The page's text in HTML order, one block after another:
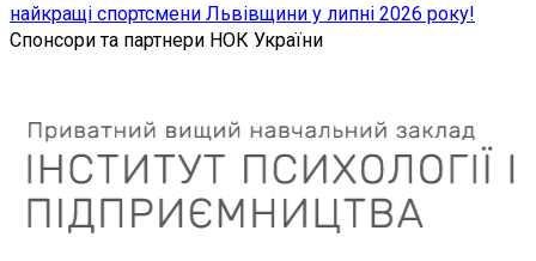
найкращі спортсмени Львівщини у липні 2026 року!
Спонсори та партнери НОК України